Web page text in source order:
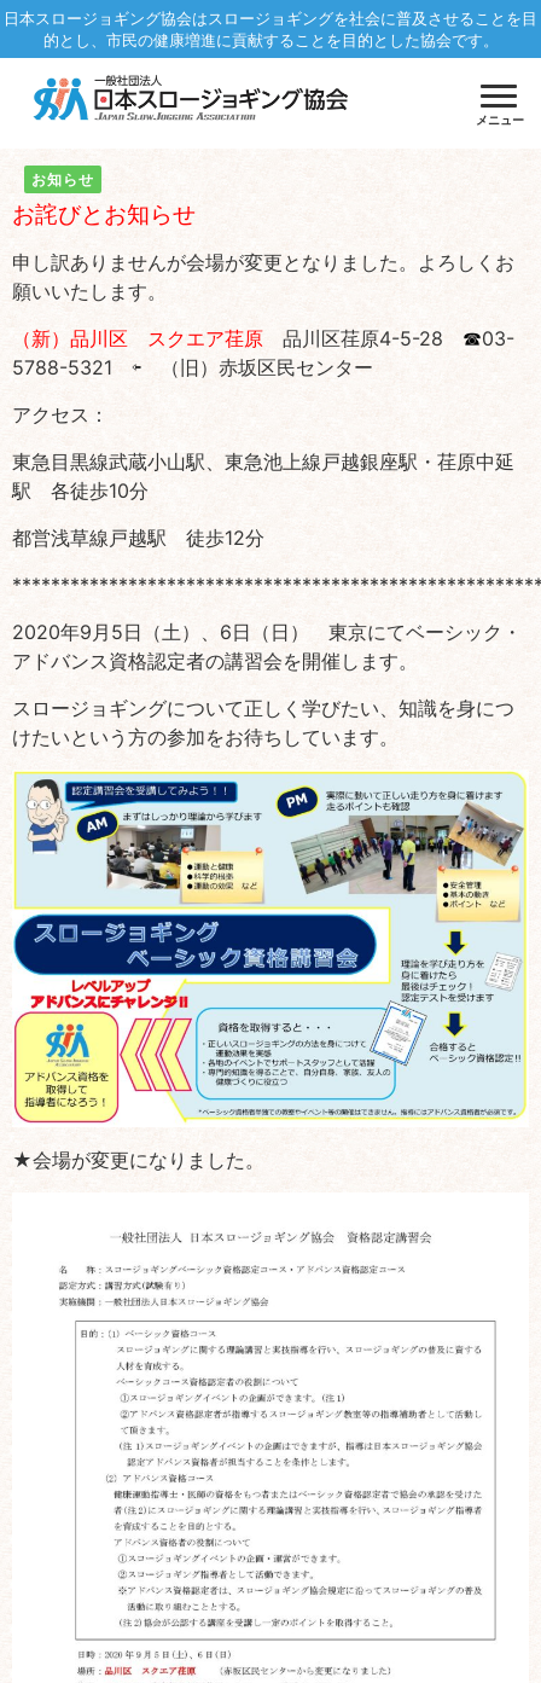
日本スロージョギング協会はスロージョギングを社会に普及させることを目
的とし、市民の健康増進に貢献することを目的とした協会です。
メニュー
お知らせ
お詫びとお知らせ
申し訳ありませんが会場が変更となりました。よろしくお
願いいたします。
（新）品川区 スクエア荏原 品川区荏原4-5-28 ☎03-
5788-5321 ⇦ （旧）赤坂区民センター
アクセス：
東急目黒線武蔵小山駅、東急池上線戸越銀座駅・荏原中延
駅 各徒歩10分
都営浅草線戸越駅 徒歩12分
2020年9月5日（土）、6日（日） 東京にてベーシック・
アドバンス資格認定者の講習会を開催します。
スロージョギングについて正しく学びたい、知識を身につ
けたいという方の参加をお待ちしています。
★会場が変更になりました。